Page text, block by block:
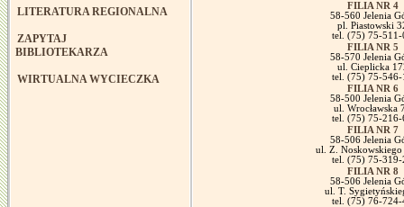
LITERATURA REGIONALNA
ZAPYTAJ
BIBLIOTEKARZA
WIRTUALNA WYCIECZKA
FILIA NR 4
58-560 Jelenia
pl. Piastowski
tel. (75) 75-511-
FILIA NR 5
58-570 Jelenia
ul. Cieplicka
tel. (75) 75-546-
FILIA NR 6
58-500 Jelenia
ul. Wrocławska
tel. (75) 75-216-
FILIA NR 7
58-506 Jelenia
ul. Z.
tel. (75) 75-319-
FILIA NR 8
58-506 Jelenia
ul. T.
tel. (75) 76-724-